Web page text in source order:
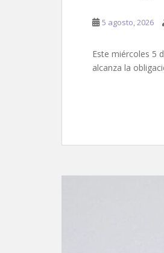
5 agosto, 2026
Este miércoles 5
alcanza la